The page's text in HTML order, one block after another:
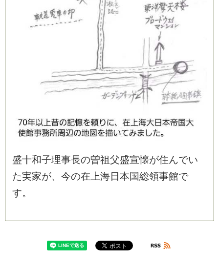
盛十和子理事長の曽祖父盛宣懐が住んでい
た実家が、 今の在 上海日 本国総領事館で
す。